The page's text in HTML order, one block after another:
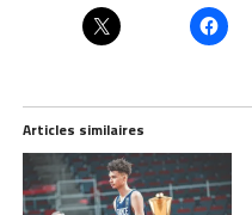
Articles similaires